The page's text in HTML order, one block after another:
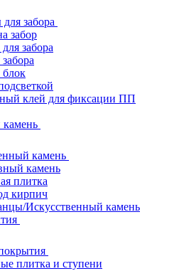
забора
забор
забора
клей для фиксации ПП
камень
камень
плитка
кирпич
Искусственный камень
плитка и ступени